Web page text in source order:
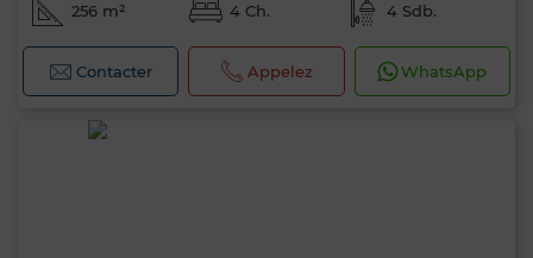
256 m² 4 Ch. 4 Sdb.
Contacter Appelez WhatsApp